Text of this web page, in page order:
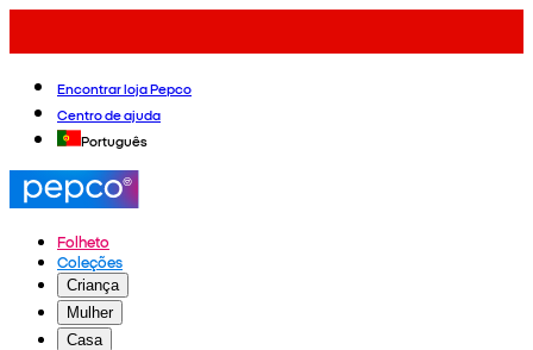
Encontrar loja Pepco
Centro de ajuda
Português
Folheto
Coleções
Criança
Mulher
Casa